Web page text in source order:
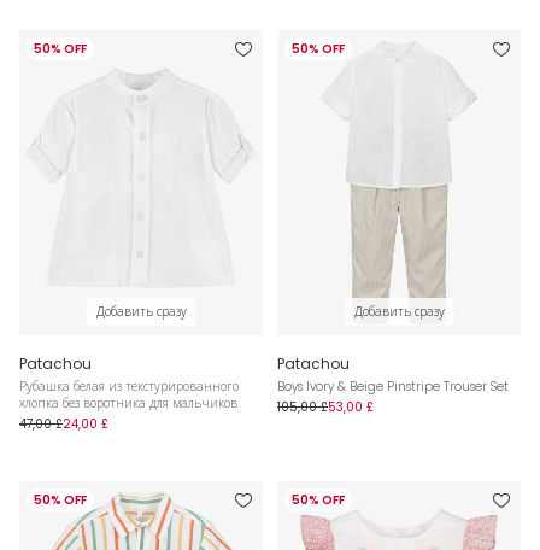
50% OFF
Добавить сразу
Patachou
Рубашка белая из текстурированного
хлопка без воротника для мальчиков
47,00 £24,00 £
50% OFF
Добавить сразу
Patachou
Boys Ivory & Beige Pinstripe Trouser Set
105,00 £53,00 £
50% OFF 50% OFF